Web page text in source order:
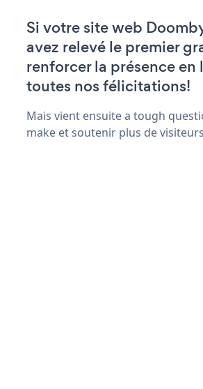
Si votre site web
avez relevé le premier
renforcer la présence
toutes nos félicitations!
Mais vient ensuite a tough
make et soutenir plus de